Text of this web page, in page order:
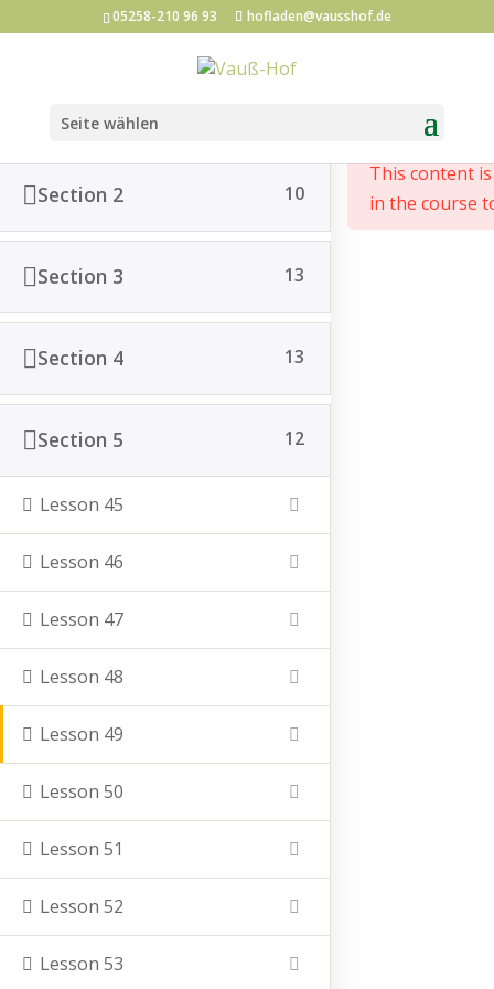
05258-210 96 93 hofladen@vausshof.de
Seite wählen
All Courses
Section 1
Section 2 10
Section 3 13
Section 4 13
Section 5 12
Lesson 45
Lesson 46
Lesson 47
Lesson 48
Lesson 49
Lesson 50
Lesson 51
Lesson 52
Lesson 53
This content
in the course
Post vom Hof abonnieren
Nachname
Vauß-Hof
Hof Akademie (Erwachsenenbildung)
Kontakt